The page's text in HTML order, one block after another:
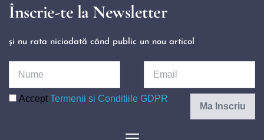
Înscrie-te la Newsletter
și nu rata niciodată când public un nou articol
Accept Termenii si Conditiile GDPR